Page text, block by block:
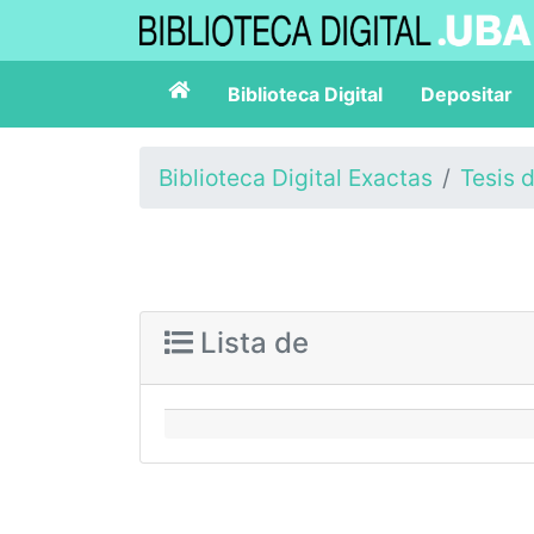
Biblioteca Digital Depositar
Biblioteca Digital Exactas Tesis
Lista de